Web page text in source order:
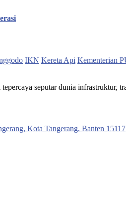
IKN Kereta Api Kementerian
seputar dunia
Kota Tangerang, Banten 15117